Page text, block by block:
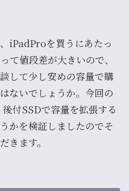
iPadProを買うにあたっ
て値段差が大きいので、
して少し安めの容量で購
ないでしょうか。今回の
付SSDで容量を拡張する
かを検証しましたのでそ
きます。